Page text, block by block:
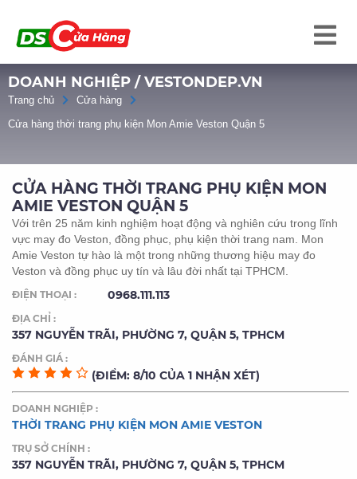
DOANH NGHIỆP / VESTONDEP.VN
Trang chủ
Cửa hàng
Cửa hàng thời trang phụ kiện Mon Amie Veston Quận 5
CỬA HÀNG THỜI TRANG PHỤ KIỆN MON
AMIE VESTON QUẬN 5
Với trên 25 năm kinh nghiệm hoạt động và nghiên cứu trong lĩnh
vực may đo Veston, đồng phục, phụ kiện thời trang nam. Mon
Amie Veston tự hào là một trong những thương hiệu may đo
Veston và đồng phục uy tín và lâu đời nhất tại TPHCM.
ĐIỆN THOẠI : 0968.111.113
ĐỊA CHỈ :
357 NGUYỄN TRÃI, PHƯỜNG 7, QUẬN 5, TPHCM
ĐÁNH GIÁ :
(ĐIỂM: 8/10 CỦA 1 NHẬN XÉT)
DOANH NGHIỆP :
THỜI TRANG PHỤ KIỆN MON AMIE VESTON
TRỤ SỞ CHÍNH :
357 NGUYỄN TRÃI, PHƯỜNG 7, QUẬN 5, TPHCM